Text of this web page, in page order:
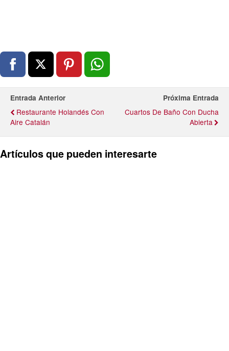
Entrada Anterior
Restaurante Holandés Con
Aire Catalán
Próxima Entrada
Cuartos De Baño Con Ducha
Abierta
Artículos que pueden interesarte